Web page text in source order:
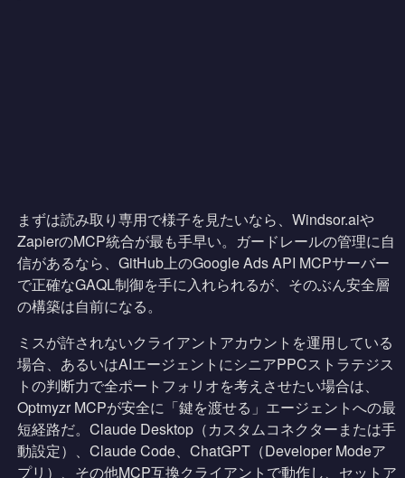
まずは読み取り専用で様子を見たいなら、Windsor.aiや
ZapierのMCP統合が最も手早い。ガードレールの管理に自
信があるなら、GitHub上のGoogle Ads API MCPサーバー
で正確なGAQL制御を手に入れられるが、そのぶん安全層
の構築は自前になる。
ミスが許されないクライアントアカウントを運用している
場合、あるいはAIエージェントにシニアPPCストラテジス
トの判断力で全ポートフォリオを考えさせたい場合は、
Optmyzr MCPが安全に「鍵を渡せる」エージェントへの最
短経路だ。Claude Desktop（カスタムコネクターまたは手
動設定）、Claude Code、ChatGPT（Developer Modeア
プリ）、その他MCP互換クライアントで動作し、セットア